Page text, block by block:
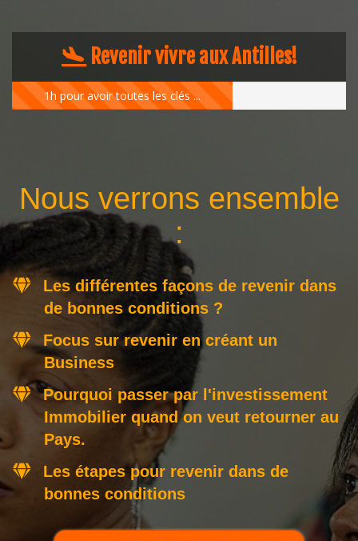
Revenir vivre aux Antilles!
1h pour avoir toutes les clés ...
Nous verrons ensemble
:
Les différentes façons de revenir dans
de bonnes conditions ?
Focus sur revenir en créant un
Business
Pourquoi passer par l'investissement
Immobilier quand on veut retourner au
Pays.
Les étapes pour revenir dans de
bonnes conditions